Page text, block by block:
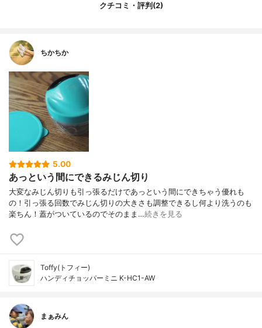
クチコミ・評判(2)
ちかちか
5.00
あっという間にできるみじん切り
大変なみじん切りも引っ張るだけであっという間にできちゃう優れも
の！引っ張る回数でみじん切りの大きさも調整できるし何より洗うのも
楽ちん！蓋がついているのでそのまま…続きを見る
Toffy(トフィー)
ハンディチョッパーミニ K-HC1-AW
まぁみん